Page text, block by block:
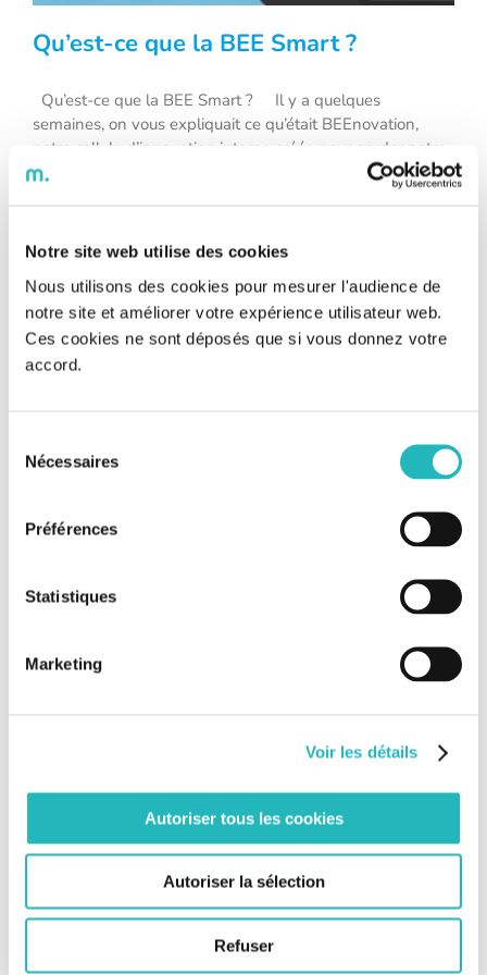
Notre site web utilise des cookies
Nous utilisons des cookies pour mesurer l'audience de
notre site et améliorer votre expérience utilisateur web.
Ces cookies ne sont déposés que si vous donnez votre
accord.
Nécessaires
Préférences
Statistiques
Marketing
Voir les détails
Autoriser tous les cookies
Autoriser la sélection
Refuser
Qu’est-ce que la BEE Smart ?
Qu’est-ce que la BEE Smart ?
Qu’est-ce que la BEE Smart ? Il y a quelques
semaines, on vous expliquait ce qu’était BEEnovation,
notre cellule d’innovation interne créée pour garder notre
position centrale dans le secteur de l’ingénierie et qui nous
permet de rester toujours à la pointe de l’innovation.
Aujourd’hui, on vous dit tout sur [...]
Bee Grenoble ouvre ses portes !
[Grand Paris Express] Keolis exploite également la
ligne 18 !
L’impression 3D Béton franchit un nouveau cap
aux Pays-Bas
Rejoignez-nous sur Twitter
Tweets by @BeeEngFr